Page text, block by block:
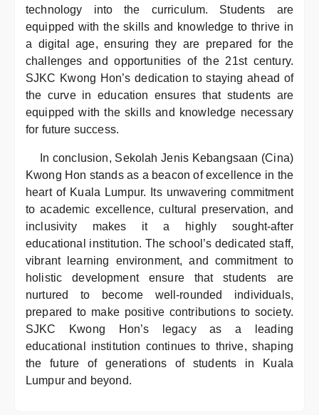
technology into the curriculum. Students are
equipped with the skills and knowledge to thrive in
a digital age, ensuring they are prepared for the
challenges and opportunities of the 21st century.
SJKC Kwong Hon’s dedication to staying ahead of
the curve in education ensures that students are
equipped with the skills and knowledge necessary
for future success.
In conclusion, Sekolah Jenis Kebangsaan (Cina)
Kwong Hon stands as a beacon of excellence in the
heart of Kuala Lumpur. Its unwavering commitment
to academic excellence, cultural preservation, and
inclusivity makes it a highly sought-after
educational institution. The school’s dedicated staff,
vibrant learning environment, and commitment to
holistic development ensure that students are
nurtured to become well-rounded individuals,
prepared to make positive contributions to society.
SJKC Kwong Hon’s legacy as a leading
educational institution continues to thrive, shaping
the future of generations of students in Kuala
Lumpur and beyond.